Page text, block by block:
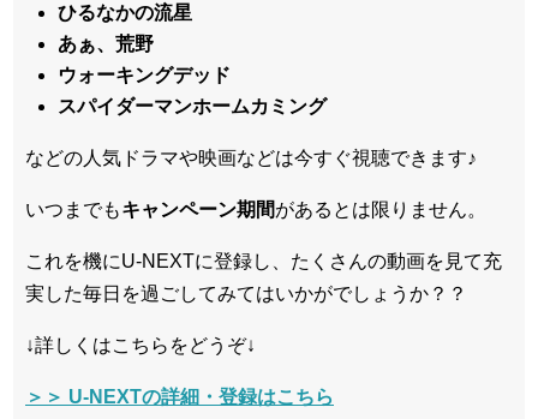
ひるなかの流星
あぁ、荒野
ウォーキングデッド
スパイダーマンホームカミング
などの人気ドラマや映画などは今すぐ視聴できます♪
いつまでもキャンペーン期間があるとは限りません。
これを機にU-NEXTに登録し、たくさんの動画を見て充
実した毎日を過ごしてみてはいかがでしょうか？？
↓詳しくはこちらをどうぞ↓
＞＞ U-NEXTの詳細・登録はこちら